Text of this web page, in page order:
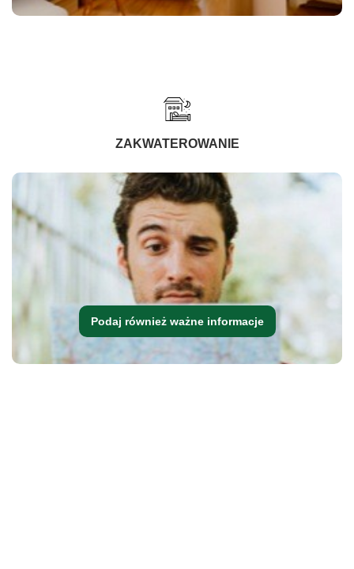
ZAKWATEROWANIE
Podaj również ważne informacje